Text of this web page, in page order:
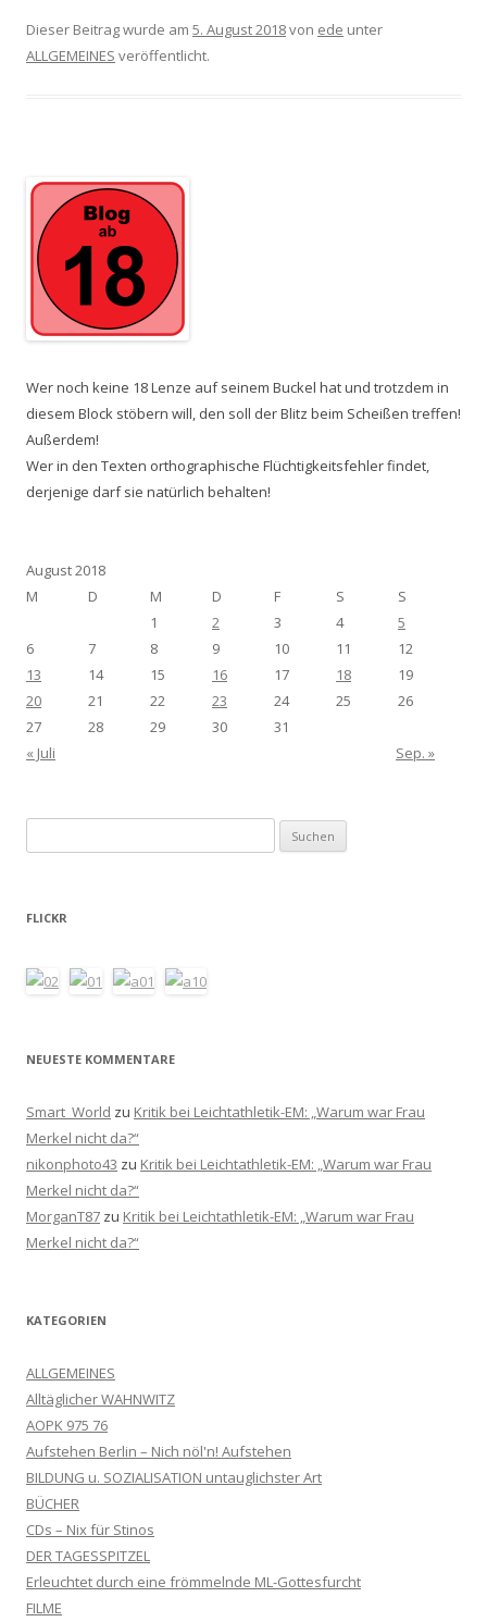
Dieser Beitrag wurde am 5. August 2018von ede unter
ALLGEMEINES veröffentlicht.
Wer noch keine 18 Lenze auf seinem Buckel hat und trotzdem in
diesem Block stöbern will, den soll der Blitz beim Scheißen treffen!
Außerdem!
Wer in den Texten orthographische Flüchtigkeitsfehler findet,
derjenige darf sie natürlich behalten!
August 2018
M
D M D F S
S
1
2 3 4
5
6
7 8 9 10 11
12
13
14 15 16 17 18
19
20
21 22 23 24 25
26
27
28 29 30
31
« Juli
Sep. »
nach:
FLICKR
NEUESTE KOMMENTARE
Smart_World zu Kritik bei Leichtathletik-EM: „Warum war Frau
Merkel nicht da?“
nikonphoto43 zu Kritik bei Leichtathletik-EM: „Warum war Frau
Merkel nicht da?“
MorganT87 zu Kritik bei Leichtathletik-EM: „Warum war Frau
Merkel nicht da?“
KATEGORIEN
ALLGEMEINES
Alltäglicher WAHNWITZ
AOPK 975 76
Aufstehen Berlin – Nich nöl'n! Aufstehen
BILDUNG u. SOZIALISATION untauglichster Art
BÜCHER
CDs – Nix für Stinos
DER TAGESSPITZEL
Erleuchtet durch eine frömmelnde ML-Gottesfurcht
FILME